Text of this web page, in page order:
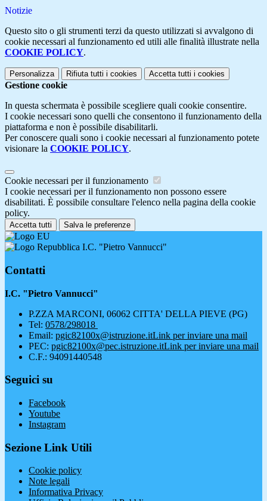
Notizie
Questo sito o gli strumenti terzi da questo utilizzati si avvalgono di
cookie necessari al funzionamento ed utili alle finalità illustrate nella
COOKIE POLICY.
Personalizza Rifiuta tutti i cookies Accetta tutti i cookies
Gestione cookie
In questa schermata è possibile scegliere quali cookie consentire.
I cookie necessari sono quelli che consentono il funzionamento della
piattaforma e non è possibile disabilitarli.
Per conoscere quali sono i cookie necessari al funzionamento potete
visionare la COOKIE POLICY.
Cookie necessari per il funzionamento
I cookie necessari per il funzionamento non possono essere
disabilitati. È possibile consultare l'elenco nella pagina della cookie
policy.
Accetta tutti Salva le preferenze
I.C. "Pietro Vannucci"
Contatti
I.C. "Pietro Vannucci"
P.ZZA MARCONI, 06062 CITTA' DELLA PIEVE (PG)
Tel: 0578/298018
Email: pgic82100x@istruzione.itLink per inviare una mail
PEC: pgic82100x@pec.istruzione.itLink per inviare una mail
C.F.: 94091440548
Seguici su
Facebook
Youtube
Instagram
Sezione Link Utili
Cookie policy
Note legali
Informativa Privacy